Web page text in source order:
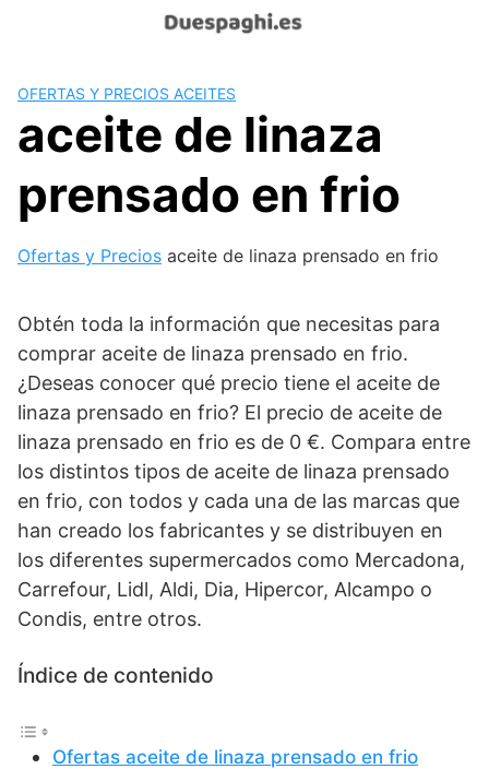
OFERTAS Y PRECIOS ACEITES
aceite de linaza
prensado en frio
Ofertas y Precios aceite de linaza prensado en frio
Obtén toda la información que necesitas para
comprar aceite de linaza prensado en frio.
¿Deseas conocer qué precio tiene el aceite de
linaza prensado en frio? El precio de aceite de
linaza prensado en frio es de 0 €. Compara entre
los distintos tipos de aceite de linaza prensado
en frio, con todos y cada una de las marcas que
han creado los fabricantes y se distribuyen en
los diferentes supermercados como Mercadona,
Carrefour, Lidl, Aldi, Dia, Hipercor, Alcampo o
Condis, entre otros.
Índice de contenido
Ofertas aceite de linaza prensado en frio